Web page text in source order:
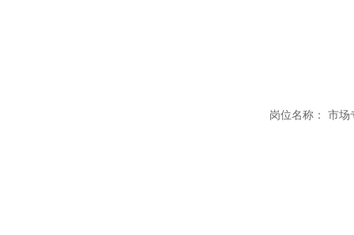
岗位名称： 市